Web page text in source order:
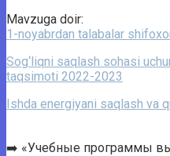
Mavzuga doir:
1-noyabrdan talabalar
Sog‘liqni saqlash sohasi
taqsimoti 2022-2023
Ishda energiyani saqlash va
➡️ «Учебные программы